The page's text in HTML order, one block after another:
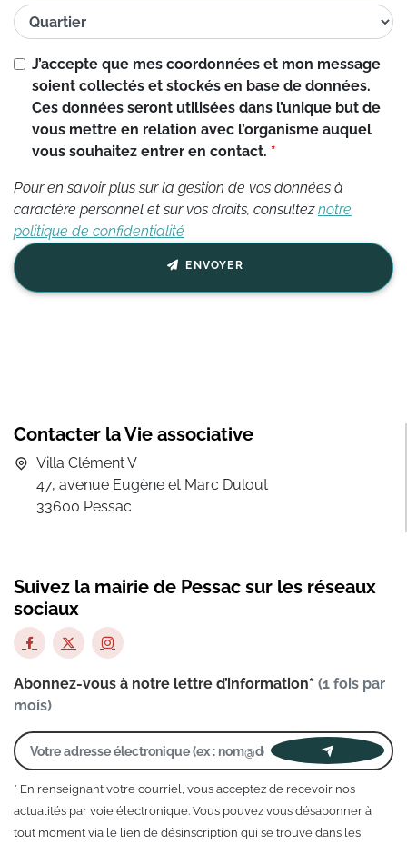
J’accepte que mes coordonnées et mon message
soient collectés et stockés en base de données.
Ces données seront utilisées dans l’unique but de
vous mettre en relation avec l’organisme auquel
vous souhaitez entrer en contact.
Pour en savoir plus sur la gestion de vos données à
caractère personnel et sur vos droits, consulteznotre
politique de confidentialité
ENVOYER
Contacter la Vie associative
Villa Clément V
47, avenue Eugène et Marc Dulout
33600 Pessac
Suivez la mairie de Pessac sur les réseaux
sociaux
Abonnez-vous à notre lettre d’information* (1 fois par
mois)
* En renseignant votre courriel, vous acceptez de recevoir nos
actualités par voie électronique. Vous pouvez vous désabonner à
tout moment via le lien de désinscription qui se trouve dans les